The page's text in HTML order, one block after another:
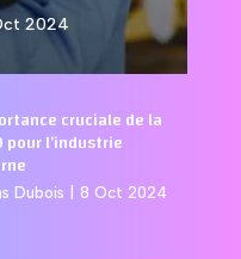
2024
cruciale de la
pour l’industrie
Dubois 8 Oct 2024